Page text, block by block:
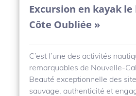
Excursion en kayak le
Côte Oubliée »
C’est l’une des activités
remarquables de Nouvelle-
Beauté exceptionnelle des
sauvage, authenticité et